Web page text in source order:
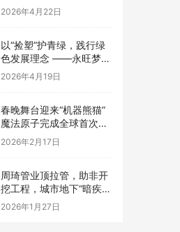
2026年4月22日
以“捡塑”护青绿，践行绿
色发展理念 ——永旺梦乐
城湖南双店地球保护日联
合公益活动圆满举行
2026年4月19日
春晚舞台迎来“机器熊猫”
魔法原子完成全球首次百
台机器人群控首秀
2026年2月17日
周琦管业顶拉管，助非开
挖工程，城市地下“暗疾”
终有解！
2026年1月27日